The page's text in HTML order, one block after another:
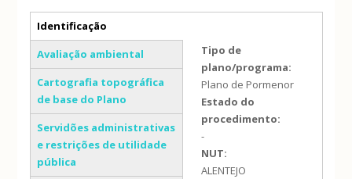
Separadores verticais
Identificação
(separador ativo)
Avaliação ambiental
Cartografia topográfica
de base do Plano
Servidões administrativas
e restrições de utilidade
pública
Tipo de
plano/programa:
Plano de Pormenor
Estado do
procedimento:
-
NUT:
ALENTEJO